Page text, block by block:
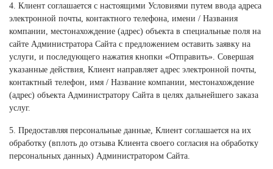
4. Клиент соглашается с настоящими Условиями путем ввода адреса
электронной почты, контактного телефона, имени / Названия
компании, местонахождение (адрес) объекта в специальные поля на
сайте Администратора Сайта с предложением оставить заявку на
услуги, и последующего нажатия кнопки «Отправить». Совершая
указанные действия, Клиент направляет адрес электронной почты,
контактный телефон, имя / Название компании, местонахождение
(адрес) объекта Администратору Сайта в целях дальнейшего заказа
услуг.
5. Предоставляя персональные данные, Клиент соглашается на их
обработку (вплоть до отзыва Клиента своего согласия на обработку
персональных данных) Администратором Сайта.